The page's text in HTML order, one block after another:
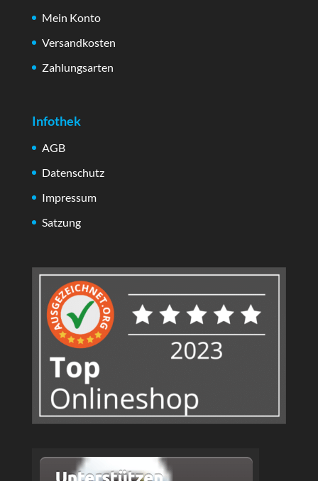
Mein Konto
Versandkosten
Zahlungsarten
Infothek
AGB
Datenschutz
Impressum
Satzung